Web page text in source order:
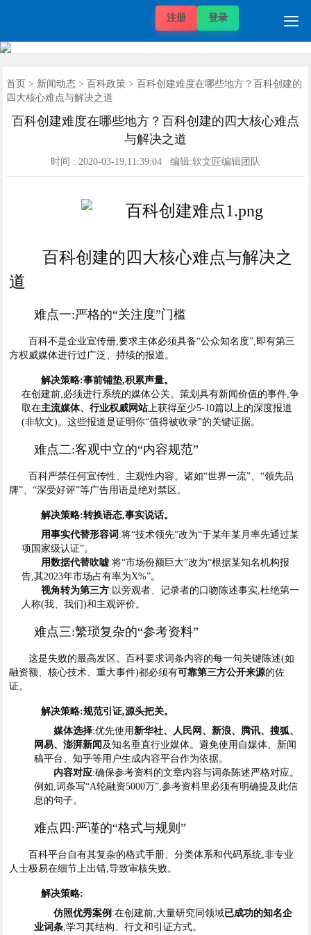

注册 登录
首页 > 新闻动态> 百科政策> 百科创建难度在哪些地方？百科创建的
四大核心难点与解决之道
百科创建难度在哪些地方？百科创建的四大核心难点
与解决之道
时间 : 2020-03-19,11:39:04 编辑:软文匠编辑团队
百科创建的四大核心难点与解决之
道
难点一:严格的“关注度”门槛
百科不是企业宣传册,要求主体必须具备“公众知名度”,即有第三
方权威媒体进行过广泛、持续的报道。
解决策略:事前铺垫,积累声量。
在创建前,必须进行系统的媒体公关。策划具有新闻价值的事件,争
取在主流媒体、行业权威网站上获得至少5-10篇以上的深度报道
(非软文)。这些报道是证明你“值得被收录”的关键证据。
难点二:客观中立的“内容规范”
百科严禁任何宣传性、主观性内容。诸如“世界一流”、“领先品
牌”、“深受好评”等广告用语是绝对禁区。
解决策略:转换语态,事实说话。
用事实代替形容词 :将“技术领先”改为“于某年某月率先通过某
项国家级认证”。
用数据代替吹嘘:将“市场份额巨大”改为“根据某知名机构报
告,其2023年市场占有率为X%”。
视角转为第三方:以旁观者、记录者的口吻陈述事实,杜绝第一
人称(我、我们)和主观评价。
难点三:繁琐复杂的“参考资料”
这是失败的最高发区。百科要求词条内容的每一句关键陈述(如
融资额、核心技术、重大事件)都必须有可靠第三方公开来源的佐
证。
解决策略:规范引证,源头把关。
媒体选择:优先使用新华社、人民网、新浪、腾讯、搜狐、
网易、澎湃新闻 及知名垂直行业媒体。避免使用自媒体、新闻
稿平台、知乎等用户生成内容平台作为依据。
内容对应:确保参考资料的文章内容与词条陈述严格对应。
例如,词条写“A轮融资5000万”,参考资料里必须有明确提及此信
息的句子。
难点四:严谨的“格式与规则”
百科平台自有其复杂的格式手册、分类体系和代码系统,非专业
人士极易在细节上出错,导致审核失败。
解决策略:
仿照优秀案例 :在创建前,大量研究同领域已成功的知名企
业词条,学习其结构、行文和引证方式。